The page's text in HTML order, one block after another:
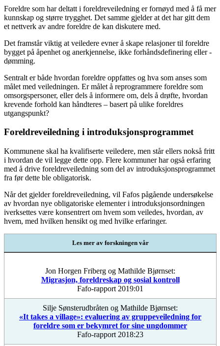
Foreldre som har deltatt i foreldreveiledning er fornøyd med å få mer
kunnskap og større trygghet. Det samme gjelder at det har gitt dem
et nettverk av andre foreldre de kan diskutere med.
Det framstår viktig at veiledere evner å skape relasjoner til foreldre
bygget på åpenhet og anerkjennelse, ikke forhåndsdefinering eller -
dømming.
Sentralt er både hvordan foreldre oppfattes og hva som anses som
målet med veiledningen. Er målet å reprogrammere foreldre som
omsorgspersoner, eller dels å informere om, dels å drøfte, hvordan
krevende forhold kan håndteres – basert på ulike foreldres
utgangspunkt?
Foreldreveiledning i introduksjonsprogrammet
Kommunene skal ha kvalifiserte veiledere, men står ellers nokså fritt
i hvordan de vil legge dette opp. Flere kommuner har også erfaring
med å drive foreldreveiledning som del av introduksjonsprogrammet
fra før dette ble obligatorisk.
Når det gjelder foreldreveiledning, vil Fafos pågående undersøkelse
av hvordan nye obligatoriske elementer i introduksjonsordningen
iverksettes være konsentrert om hvem som veiledes, hvordan, av
hvem, med hvilken hensikt og med hvilke erfaringer.
Les mer av forskningen vår
Jon Horgen Friberg og Mathilde Bjørnset:
Migrasjon, foreldreskap og sosial kontroll
Fafo-rapport 2019:01
Silje Sønsterudbråten og Mathilde Bjørnset:
«It takes a village»: evaluering av gruppeveiledning for
foreldre som er bekymret for sine ungdommer
Fafo-rapport 2018:23